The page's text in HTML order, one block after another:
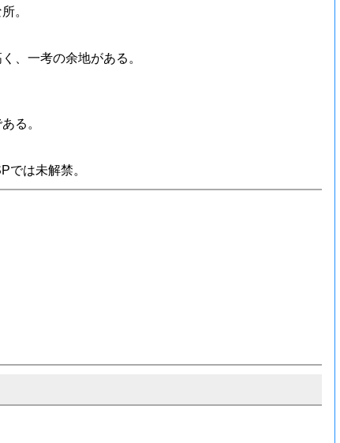
。
、一考の余地がある。
る。
では未解禁。